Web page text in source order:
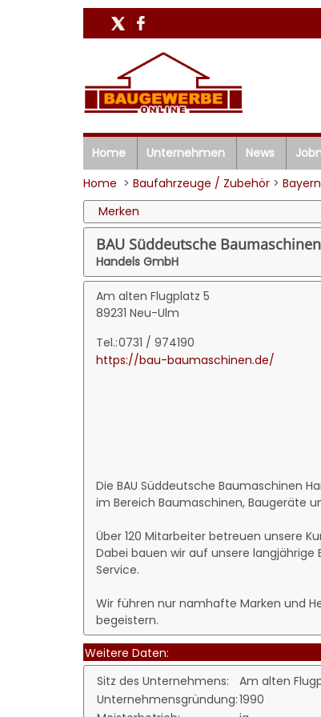
Home Unternehmen News
Home > Baufahrzeuge / Zubehör> Bayern
Merken
BAU Süddeutsche Baumaschinen
Handels GmbH
Am alten Flugplatz 5
89231 Neu-Ulm
Tel.:0731 / 974190
https://bau-baumaschinen.de/
Die BAU Süddeutsche Baumaschinen
im Bereich Baumaschinen, Baugeräte
Über 120 Mitarbeiter betreuen unsere
Dabei bauen wir auf unsere
Service.
Wir führen nur namhafte Marken und
begeistern.
Weitere Daten:
Sitz des Unternehmens:
Am alten
Unternehmensgründung:1990